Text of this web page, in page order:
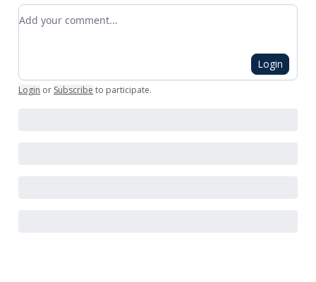
Add your comment
Login
Login or Subscribe to participate.